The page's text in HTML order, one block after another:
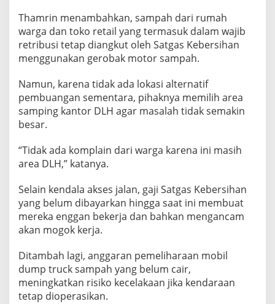
P
A
R
s
k
d
a
j
i
a
t
g
a
s
e
b
e
r
s
Thamrin menambahkan, sampah dari rumah
warga dan toko retail yang termasuk dalam wajib
retribusi tetap diangkut oleh Satgas Kebersihan
menggunakan gerobak motor sampah.
Namun, karena tidak ada lokasi alternatif
pembuangan sementara, pihaknya memilih area
samping kantor DLH agar masalah tidak semakin
besar.
“Tidak ada komplain dari warga karena ini masih
area DLH,” katanya.
Selain kendala akses jalan, gaji Satgas Kebersihan
yang belum dibayarkan hingga saat ini membuat
mereka enggan bekerja dan bahkan mengancam
akan mogok kerja.
Ditambah lagi, anggaran pemeliharaan mobil
dump truck sampah yang belum cair,
meningkatkan risiko kecelakaan jika kendaraan
tetap dioperasikan.